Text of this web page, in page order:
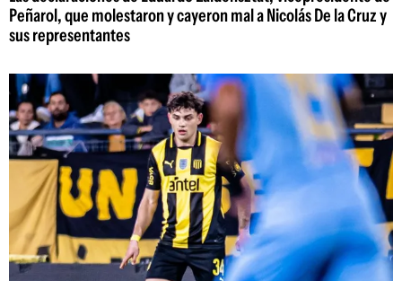
Peñarol, que molestaron y cayeron mal a Nicolás De la Cruz y
sus representantes